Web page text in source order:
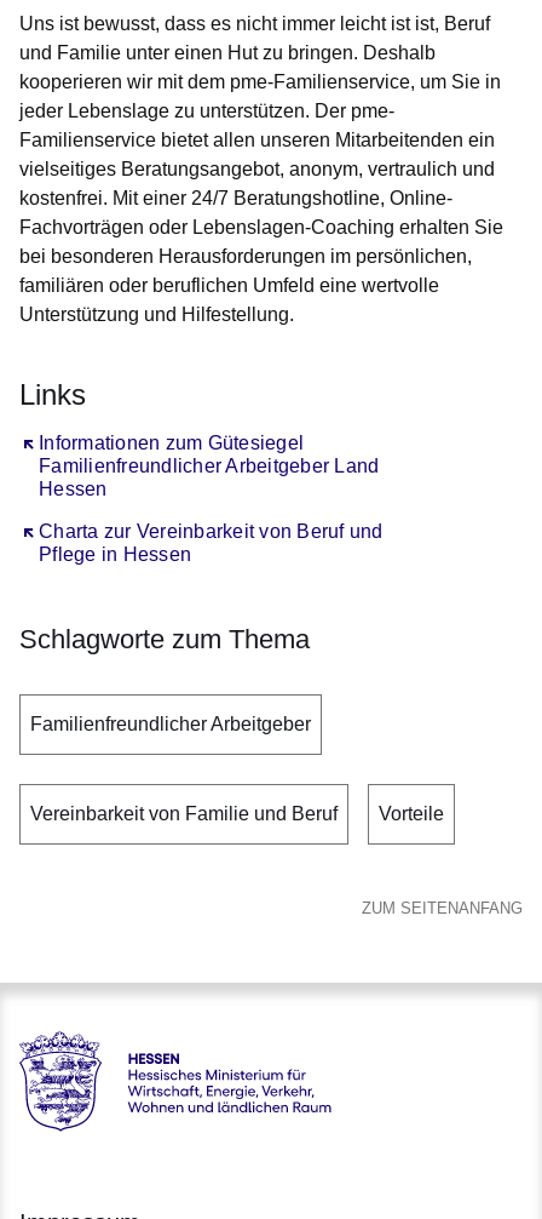
Uns ist bewusst, dass es nicht immer leicht ist ist, Beruf
und Familie unter einen Hut zu bringen. Deshalb
kooperieren wir mit dem pme-Familienservice, um Sie in
jeder Lebenslage zu unterstützen. Der pme-
Familienservice bietet allen unseren Mitarbeitenden ein
vielseitiges Beratungsangebot, anonym, vertraulich und
kostenfrei. Mit einer 24/7 Beratungshotline, Online-
Fachvorträgen oder Lebenslagen-Coaching erhalten Sie
bei besonderen Herausforderungen im persönlichen,
familiären oder beruflichen Umfeld eine wertvolle
Unterstützung und Hilfestellung.
Links
Informationen zum Gütesiegel
Familienfreundlicher Arbeitgeber Land
Hessen
Öffnet sich in einem neuen Fenster
Charta zur Vereinbarkeit von Beruf und
Pflege in Hessen
Öffnet sich in einem neuen Fenster
Schlagworte zum Thema
Familienfreundlicher Arbeitgeber
Vereinbarkeit von Familie und Beruf Vorteile
ZUM SEITENANFANG
karriere.justiz - Hessisches Ministerium der Justiz und für